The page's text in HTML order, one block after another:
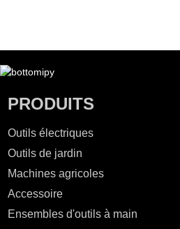
PRODUITS
Outils électriques
Outils de jardin
Machines agricoles
Accessoire
Ensembles d'outils à main